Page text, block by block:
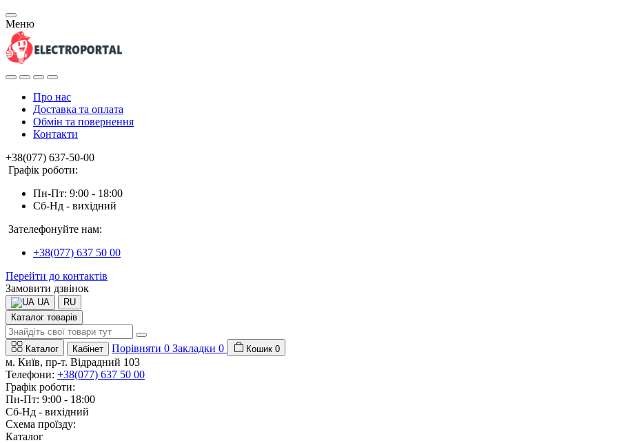
Меню
Про нас
Доставка та оплата
Обмін та повернення
Контакти
+38(077) 637-50-00
Графік роботи:
Пн-Пт: 9:00 - 18:00
Сб-Нд - вихідний
Зателефонуйте нам:
+38(077) 637 50 00
Перейти до контактів
Замовити дзвінок
UA
RU
Каталог товарів
Каталог Кабінет Порівняти 0 Закладки 0 Кошик 0
м. Київ, пр-т. Відрадний 103
Телефони: +38(077) 637 50 00
Графік роботи:
Пн-Пт: 9:00 - 18:00
Сб-Нд - вихідний
Схема проїзду:
Каталог